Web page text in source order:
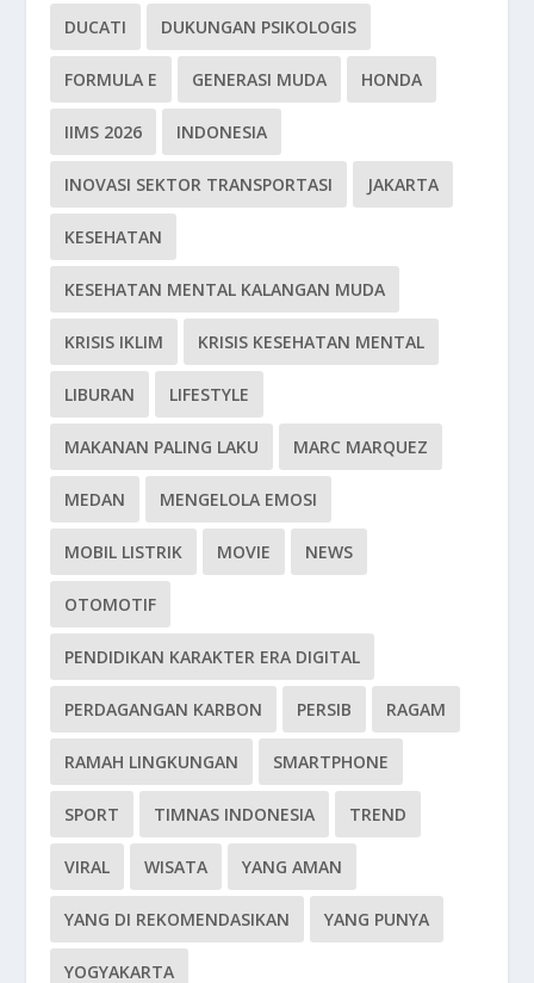
DUCATI DUKUNGAN PSIKOLOGIS
FORMULA E GENERASI MUDA HONDA
IIMS 2026 INDONESIA
INOVASI SEKTOR TRANSPORTASI JAKARTA
KESEHATAN
KESEHATAN MENTAL KALANGAN MUDA
KRISIS IKLIM KRISIS KESEHATAN MENTAL
LIBURAN LIFESTYLE
MAKANAN PALING LAKU MARC MARQUEZ
MEDAN MENGELOLA EMOSI
MOBIL LISTRIK MOVIE NEWS
OTOMOTIF
PENDIDIKAN KARAKTER ERA DIGITAL
PERDAGANGAN KARBON PERSIB RAGAM
RAMAH LINGKUNGAN SMARTPHONE
SPORT TIMNAS INDONESIA TREND
VIRAL WISATA YANG AMAN
YANG DI REKOMENDASIKAN YANG PUNYA
YOGYAKARTA